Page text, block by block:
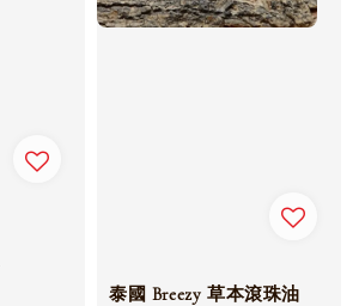
泰國 Breezy 草本滾珠油